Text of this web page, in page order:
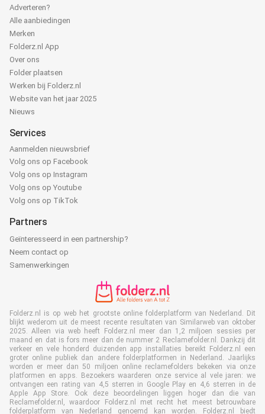
Adverteren?
Alle aanbiedingen
Merken
Folderz.nl App
Over ons
Folder plaatsen
Werken bij Folderz.nl
Website van het jaar 2025
Nieuws
Services
Aanmelden nieuwsbrief
Volg ons op Facebook
Volg ons op Instagram
Volg ons op Youtube
Volg ons op TikTok
Partners
Geïnteresseerd in een partnership?
Neem contact op
Samenwerkingen
Folderz.nl is op web het grootste online folderplatform van Nederland. Dit
blijkt wederom uit de meest recente resultaten van Similarweb van oktober
2025. Alleen via web heeft Folderz.nl meer dan 1,2 miljoen sessies per
maand en dat is fors meer dan de nummer 2 Reclamefolder.nl. Dankzij dit
verkeer en vele honderd duizenden app installaties bereikt Folderz.nl een
groter online publiek dan andere folderplatformen in Nederland. Jaarlijks
worden er meer dan 50 miljoen online reclamefolders bekeken via onze
platformen en apps. Bezoekers waarderen onze service al vele jaren: we
ontvangen een rating van 4,5 sterren in Google Play en 4,6 sterren in de
Apple App Store. Ook deze beoordelingen liggen hoger dan die van
Reclamefolder.nl, waardoor Folderz.nl met recht het meest betrouwbare
folderplatform van Nederland genoemd kan worden. Folderz.nl biedt